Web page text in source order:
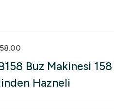
Buz Makinesi
Hazneli